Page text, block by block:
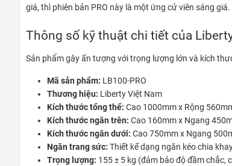
giá, thì phiên bản PRO này là một ứng cử viên sáng giá.
Thông số kỹ thuật chi tiết của
Sản phẩm gây ấn tượng với trọng lượng lớn và kích
Mã sản phẩm: LB100-PRO
Thương hiệu: Liberty Việt Nam
Kích thước tổng thể: Cao 1000mm x Rộng
Kích thước ngăn trên: Cao 160mm x Ngang
Kích thước ngăn dưới: Cao 750mm x Ngang
Ngăn trang sức: Thiết kế dạng ngăn kéo chia
Trọng lượng: 155 ± 5 kg (đảm bảo độ đầm chắc,